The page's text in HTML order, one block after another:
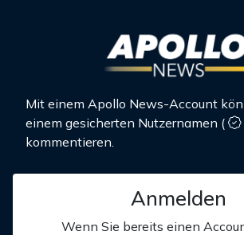
Mit einem Apollo News-Account
einem gesicherten Nutzernamen (
kommentieren.
Anmelden
Wenn Sie bereits einen